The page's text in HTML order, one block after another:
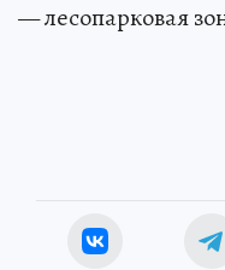
— лесопарковая